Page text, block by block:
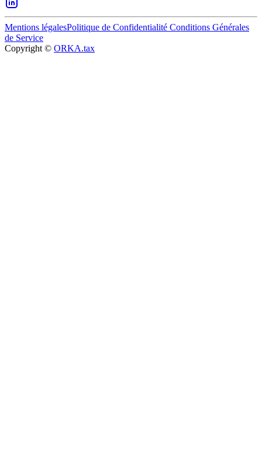
Mentions légalesPolitique de Confidentialité Conditions Générales
de Service
Copyright © ORKA.tax